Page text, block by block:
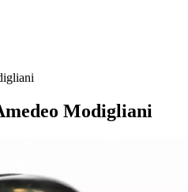
Modigliani